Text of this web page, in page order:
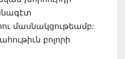
մասնակցութեամբ:
բոլորի